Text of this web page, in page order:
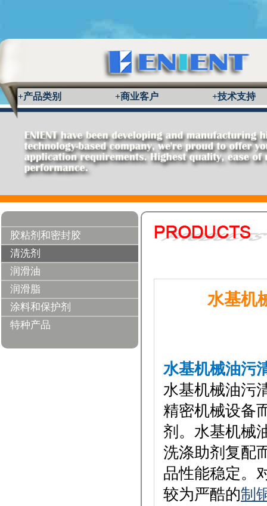
+产品类别 +商业客户 +技术支持
胶粘剂和密封胶
清洗剂
润滑油
润滑脂
涂料和保护剂
特种产品
水基机
水基机械油污
水基机械油污
精密机械设备
剂。水基机械
洗涤助剂复配
品性能稳定。
较为严酷的制